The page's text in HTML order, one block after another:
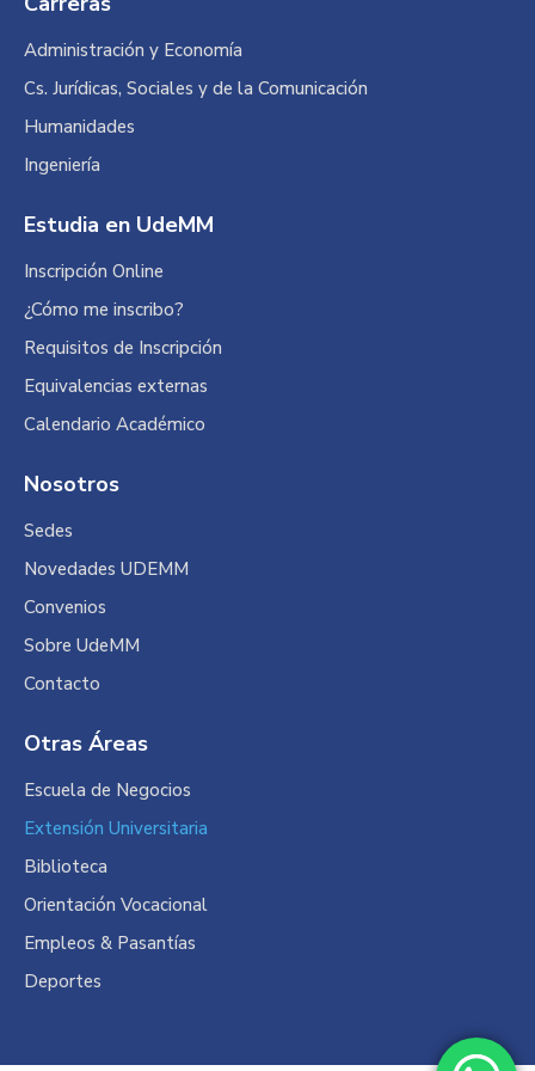
opens
in
new
opens
in
new
in
new
Administración y Economía
Cs. Jurídicas, Sociales y de la Comunicación
Humanidades
Ingeniería
Estudia en UdeMM
Inscripción Online
¿Cómo me inscribo?
Requisitos de Inscripción
Equivalencias externas
Calendario Académico
Nosotros
Sedes
Novedades UDEMM
Convenios
Sobre UdeMM
Contacto
Otras Áreas
Escuela de Negocios
Extensión Universitaria
Biblioteca
Orientación Vocacional
Empleos & Pasantías
Deportes